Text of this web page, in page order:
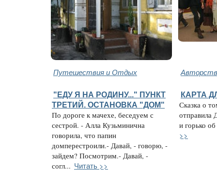
Путешествия и Отдых
"ЕДУ Я НА РОДИНУ..." ПУНКТ
ТРЕТИЙ. ОСТАНОВКА "ДОМ"
По дороге к мачехе, беседуем с
сестрой. - Алла Кузьминична
говорила, что папин
домперестроили.- Давай, - говорю, -
зайдем? Посмотрим.- Давай, -
согл... Читать >>
КАРТА
Сказка о
отправила
и горько
>>